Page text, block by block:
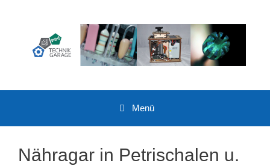
Menü
Nähragar in Petrischalen u.